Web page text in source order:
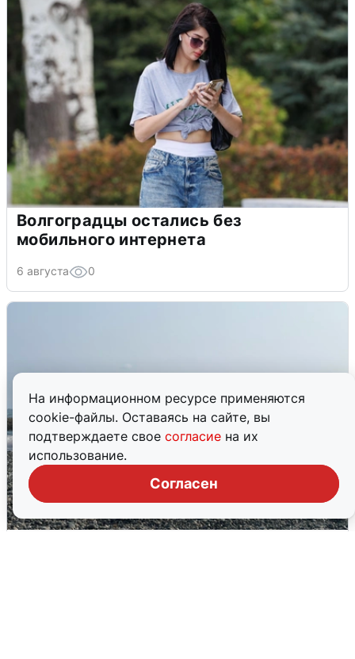
На информационном ресурсе применяются
cookie-файлы. Оставаясь на сайте, вы
подтверждаете свое согласие на их
использование.
Согласен
Волгоградцы остались без
мобильного интернета
6 августа 0